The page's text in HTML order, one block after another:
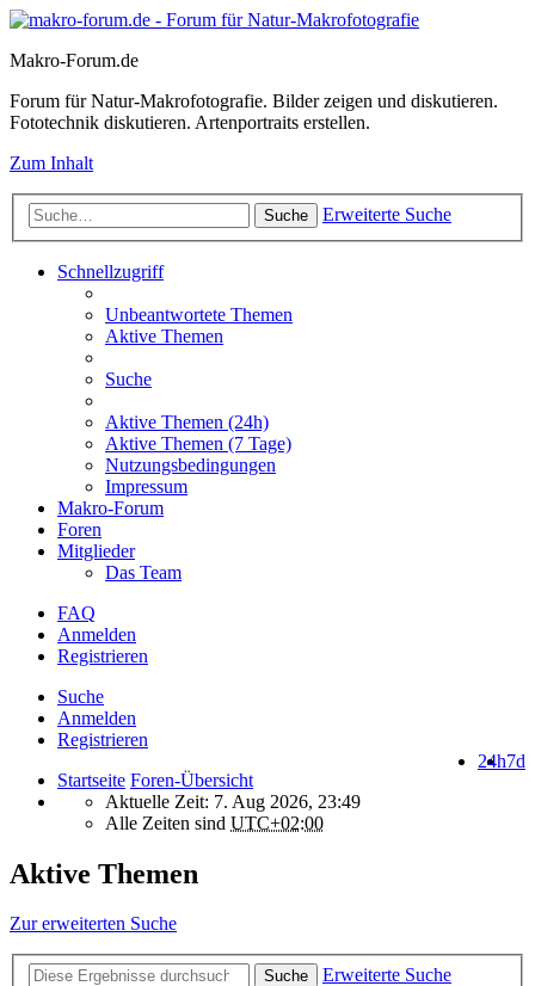
Makro-Forum.de
Forum für Natur-Makrofotografie. Bilder zeigen und diskutieren.
Fototechnik diskutieren. Artenportraits erstellen.
Zum Inhalt
Suche Erweiterte Suche
Schnellzugriff
Unbeantwortete Themen
Aktive Themen
Suche
Aktive Themen (24h)
Aktive Themen (7 Tage)
Nutzungsbedingungen
Impressum
Makro-Forum
Foren
Mitglieder
Das Team
FAQ
Anmelden
Registrieren
Suche
Anmelden
Registrieren
7d
24h
Startseite Foren-Übersicht
Aktuelle Zeit: 7. Aug 2026, 23:49
Alle Zeiten sind UTC+02:00
Aktive Themen
Zur erweiterten Suche
Suche
Erweiterte Suche